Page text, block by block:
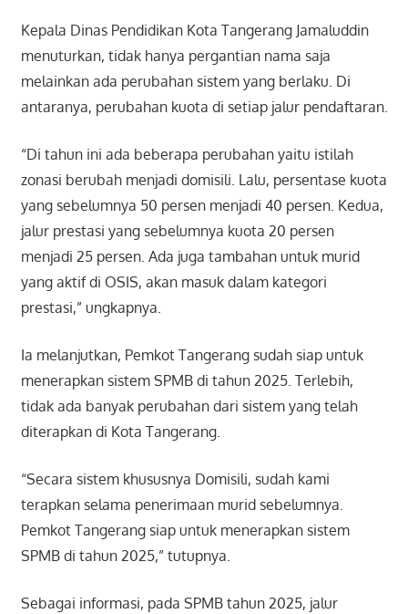
Kepala Dinas Pendidikan Kota Tangerang Jamaluddin
menuturkan, tidak hanya pergantian nama saja
melainkan ada perubahan sistem yang berlaku. Di
antaranya, perubahan kuota di setiap jalur pendaftaran.
“Di tahun ini ada beberapa perubahan yaitu istilah
zonasi berubah menjadi domisili. Lalu, persentase kuota
yang sebelumnya 50 persen menjadi 40 persen. Kedua,
jalur prestasi yang sebelumnya kuota 20 persen
menjadi 25 persen. Ada juga tambahan untuk murid
yang aktif di OSIS, akan masuk dalam kategori
prestasi,” ungkapnya.
Ia melanjutkan, Pemkot Tangerang sudah siap untuk
menerapkan sistem SPMB di tahun 2025. Terlebih,
tidak ada banyak perubahan dari sistem yang telah
diterapkan di Kota Tangerang.
“Secara sistem khususnya Domisili, sudah kami
terapkan selama penerimaan murid sebelumnya.
Pemkot Tangerang siap untuk menerapkan sistem
SPMB di tahun 2025,” tutupnya.
Sebagai informasi, pada SPMB tahun 2025, jalur